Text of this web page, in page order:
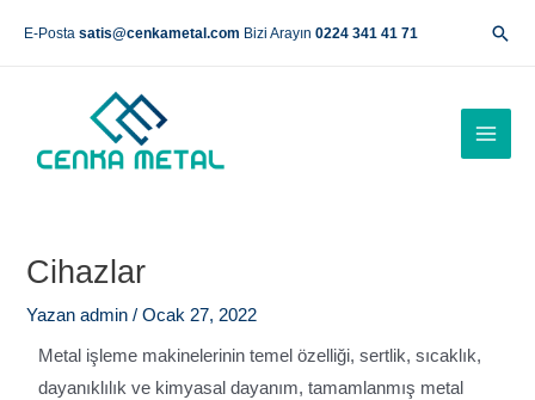
E-Posta satis@cenkametal.com Bizi Arayın 0224 341 41 71
Cihazlar
Yazan admin/Ocak 27, 2022
Metal işleme makinelerinin temel özelliği, sertlik, sıcaklık,
dayanıklılık ve kimyasal dayanım, tamamlanmış metal